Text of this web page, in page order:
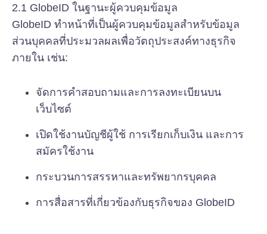
2.1 GlobeID ในฐานะผู้ควบคุมข้อมูล
GlobeID ทำหน้าที่เป็นผู้ควบคุมข้อมูลสำหรับข้อมูล
ส่วนบุคคลที่ประมวลผลเพื่อวัตถุประสงค์ทางธุรกิจ
ภายใน เช่น:
จัดการคำสอบถามและการลงทะเบียนบน
เว็บไซต์
เปิดใช้งานบัญชีผู้ใช้ การเรียกเก็บเงิน และการ
สมัครใช้งาน
กระบวนการสรรหาและทรัพยากรบุคคล
การสื่อสารที่เกี่ยวข้องกับธุรกิจของ GlobeID